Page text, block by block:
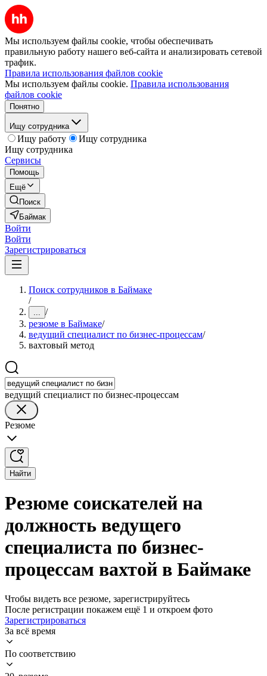
Мы используем файлы cookie, чтобы обеспечивать
правильную работу нашего веб-сайта и анализировать сетевой
трафик.
Правила использования файлов cookie
Мы используем файлы cookie. Правила использования
файлов cookie
Понятно
Ищу сотрудника
Ищу работу
Ищу сотрудника
Ищу сотрудника
Сервисы
Помощь
Ещё
Поиск
Баймак
Войти
Войти
Зарегистрироваться
Поиск сотрудников в Баймаке
/
... /
резюме в Баймаке/
ведущий специалист по бизнес-процессам/
вахтовый метод
ведущий специалист по бизнес-процессам
Резюме
Найти
Резюме соискателей на
должность ведущего
специалиста по бизнес-
процессам вахтой в Баймаке
Чтобы видеть все резюме, зарегистрируйтесь
После регистрации покажем ещё 1 и откроем фото
Зарегистрироваться
За всё время
По соответствию